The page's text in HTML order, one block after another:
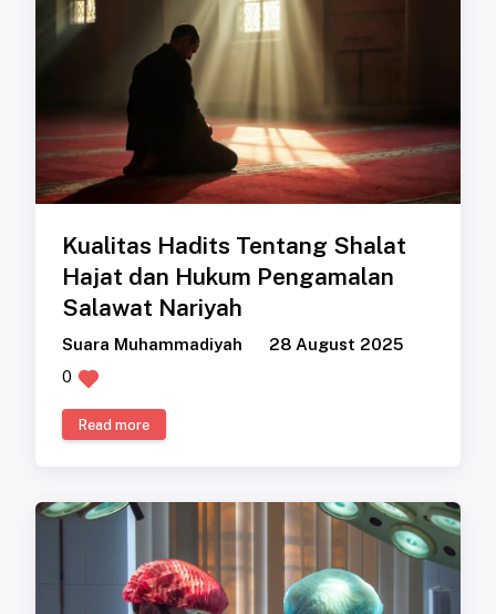
Kualitas Hadits Tentang Shalat
Hajat dan Hukum Pengamalan
Salawat Nariyah
Suara Muhammadiyah
28 August 2025
0
Read more